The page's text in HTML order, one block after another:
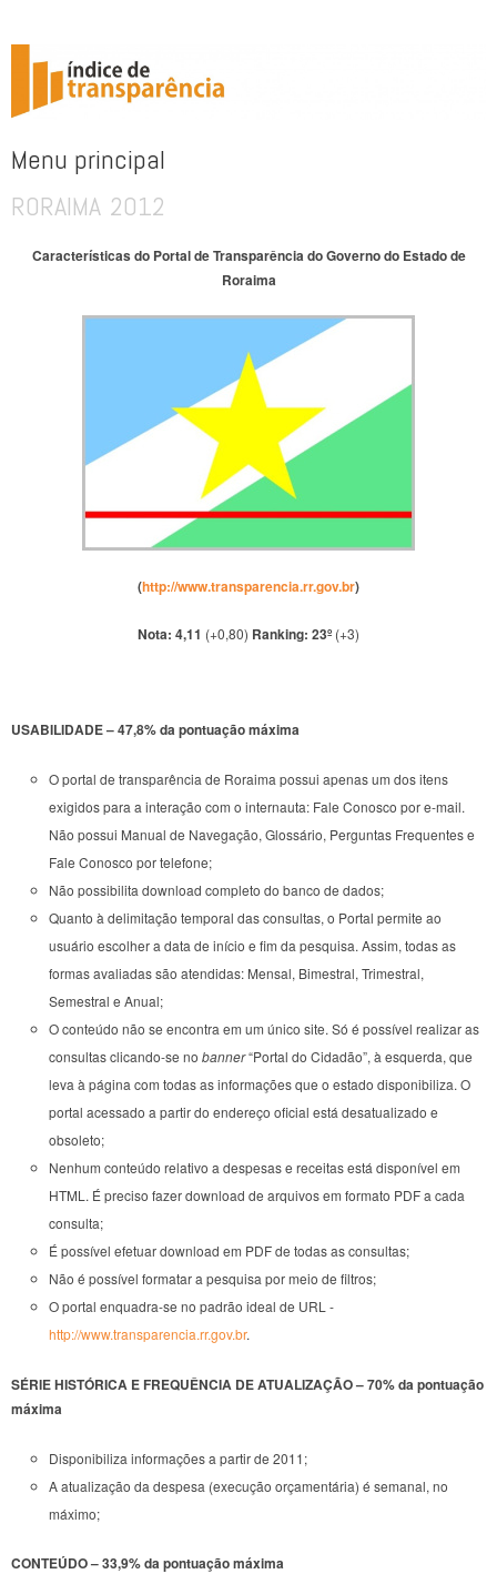
ÍNDICE DE TRANSPARÊNCIA
Menu principal
Pular para o conteúdo
RORAIMA 2012
Características do Portal de Transparência do Governo do Estado de
Roraima
(http://www.transparencia.rr.gov.br)
Nota: 4,11 (+0,80) Ranking: 23º (+3)
USABILIDADE – 47,8% da pontuação máxima
O portal de transparência de Roraima possui apenas um dos itens
exigidos para a interação com o internauta: Fale Conosco por e-mail.
Não possui Manual de Navegação, Glossário, Perguntas Frequentes e
Fale Conosco por telefone;
Não possibilita download completo do banco de dados;
Quanto à delimitação temporal das consultas, o Portal permite ao
usuário escolher a data de início e fim da pesquisa. Assim, todas as
formas avaliadas são atendidas: Mensal, Bimestral, Trimestral,
Semestral e Anual;
O conteúdo não se encontra em um único site. Só é possível realizar as
consultas clicando-se no banner“Portal do Cidadão”, à esquerda, que
leva à página com todas as informações que o estado disponibiliza. O
portal acessado a partir do endereço oficial está desatualizado e
obsoleto;
Nenhum conteúdo relativo a despesas e receitas está disponível em
HTML. É preciso fazer download de arquivos em formato PDF a cada
consulta;
É possível efetuar download em PDF de todas as consultas;
Não é possível formatar a pesquisa por meio de filtros;
O portal enquadra-se no padrão ideal de URL -
http://www.transparencia.rr.gov.br.
SÉRIE HISTÓRICA E FREQUÊNCIA DE ATUALIZAÇÃO – 70% da pontuação
máxima
Disponibiliza informações a partir de 2011;
A atualização da despesa (execução orçamentária) é semanal, no
máximo;
CONTEÚDO – 33,9% da pontuação máxima